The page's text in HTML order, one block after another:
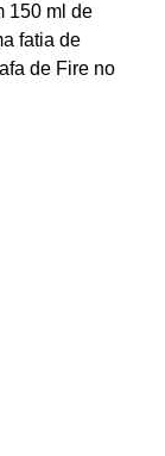
150 ml de
fatia de
de Fire no